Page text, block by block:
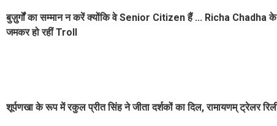
बुज़ुर्गों का सम्मान न करें क्योंकि वे Senior Citizen हैं ... Richa Chadha
जमकर हो रहीं Troll
शूर्पणखा के रूप में रकुल प्रीत सिंह ने जीता दर्शकों का दिल, रामायणम् ट्रेलर